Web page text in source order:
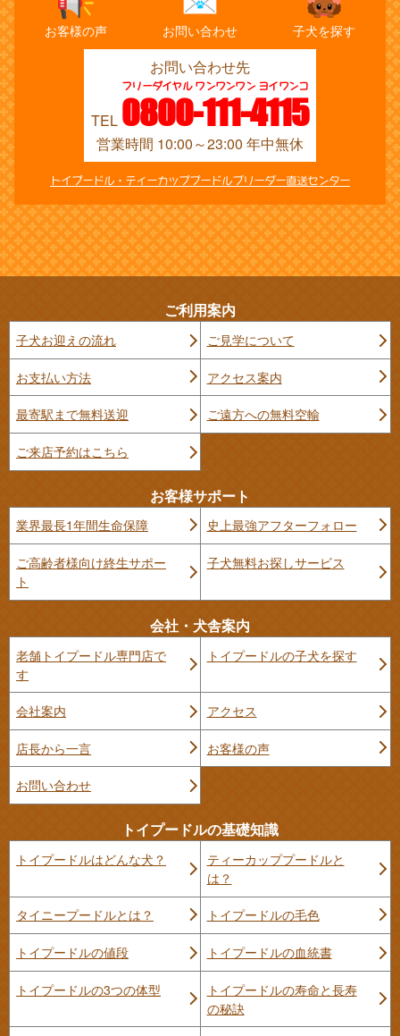
お客様の声 お問い合わせ 子犬を探す
お問い合わせ先
TEL 0800-111-4115
フリーダイヤル ワンワンワン ヨイワンコ
営業時間 10:00～23:00 年中無休
トイプードル・ティーカッププードルブリーダー直送センター
ご利用案内
子犬お迎えの流れ ご見学について
お支払い方法 アクセス案内
最寄駅まで無料送迎 ご遠方への無料空輸
ご来店予約はこちら
お客様サポート
業界最長1年間生命保障 史上最強アフターフォロー
ご高齢者様向け終生サポー
ト
子犬無料お探しサービス
会社・犬舎案内
老舗トイプードル専門店で
す
トイプードルの子犬を探す
会社案内 アクセス
店長から一言 お客様の声
お問い合わせ
トイプードルの基礎知識
トイプードルはどんな犬？
ティーカッププードルと
は？
タイニープードルとは？ トイプードルの毛色
トイプードルの値段 トイプードルの血統書
トイプードルの3つの体型
トイプードルの寿命と長寿
の秘訣